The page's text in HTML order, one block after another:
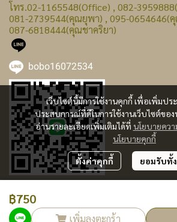
฿750
เพิ่มลงตะกร้า
เว็บไซต์นี้มีการใช้งานคุกกี้ เพื่อเพิ่มป
ประสบการณ์ที่ดีในการใช้งานเว็บไซต์ขอ
อ่านรายละเอียดเพิ่มเติมได้ที่ นโยบายคว
นโยบายคุกกี้
ตั้งค่าคุกกี้ ยอมรับทั้
โทร.02-1165548(Office) , 082-
081-2739544(คุณยุพา) , 095-0654646(
087-6818444(คุณชาคริยา)
bobo16072534
ผู้เข้าชมทั้งหมด